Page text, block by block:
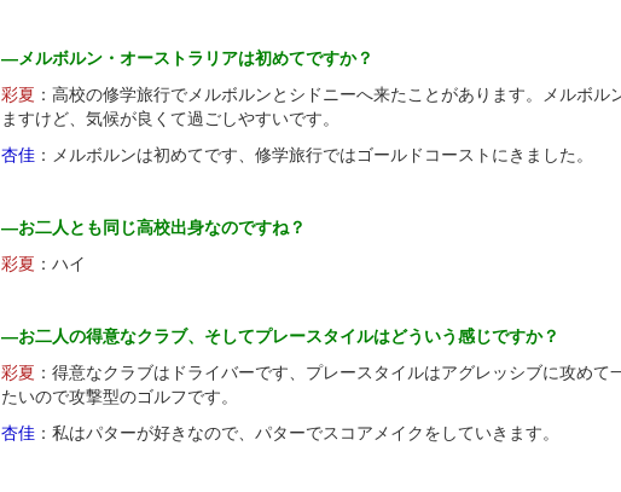
—メルボルン・オーストラリアは初めてですか？
彩夏 ：高校の修学旅行でメルボルンとシドニーへ来たことがあります。メルボル
ますけど、気候が良くて過ごしやすいです。
杏佳 ：メルボルンは初めてです、修学旅行ではゴールドコーストにきました。
—お二人とも同じ高校出身なのですね？
彩夏 ：ハイ
—お二人の得意なクラブ、そしてプレースタイルはどういう感じですか？
彩夏 ：得意なクラブはドライバーです、プレースタイルはアグレッシブに攻めて
たいので攻撃型のゴルフです。
杏佳 ：私はパターが好きなので、パターでスコアメイクをしていきます。